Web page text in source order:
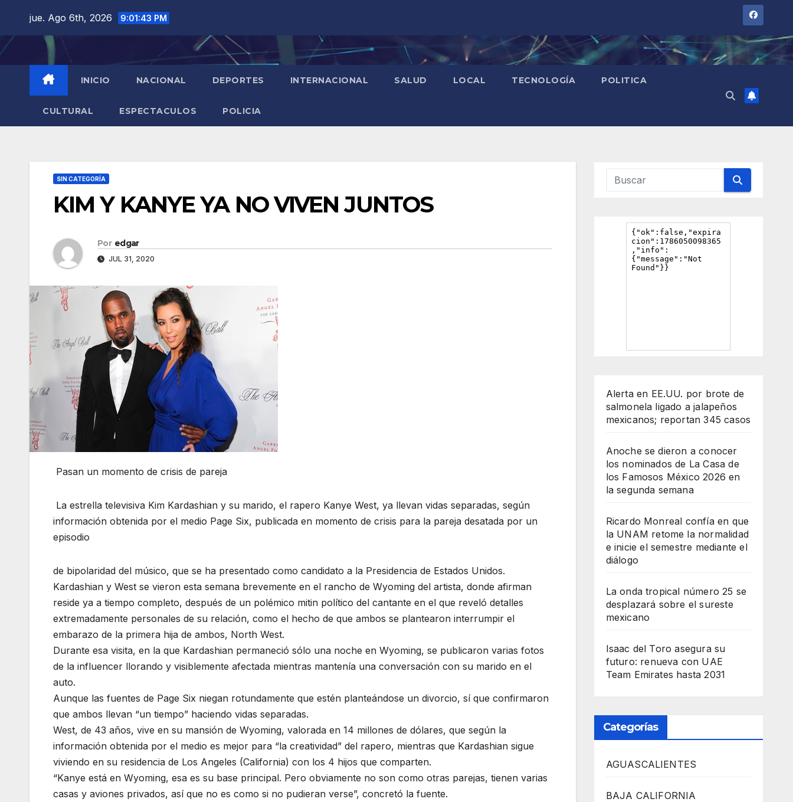
contenido
jue. Ago 6th, 2026 9:01:44 PM
INICIO NACIONAL DEPORTES INTERNACIONAL SALUD LOCAL TECNOLOGÍA POLITICA
CULTURAL ESPECTACULOS POLICIA
SIN CATEGORÍA
KIM Y KANYE YA NO VIVEN JUNTOS
Por edgar
JUL 31, 2020
Pasan un momento de crisis de pareja
La estrella televisiva Kim Kardashian y su marido, el rapero Kanye West, ya llevan vidas separadas, según
información obtenida por el medio Page Six, publicada en momento de crisis para la pareja desatada por un
episodio
de bipolaridad del músico, que se ha presentado como candidato a la Presidencia de Estados Unidos.
Kardashian y West se vieron esta semana brevemente en el rancho de Wyoming del artista, donde afirman
reside ya a tiempo completo, después de un polémico mitin político del cantante en el que reveló detalles
extremadamente personales de su relación, como el hecho de que ambos se plantearon interrumpir el
embarazo de la primera hija de ambos, North West.
Durante esa visita, en la que Kardashian permaneció sólo una noche en Wyoming, se publicaron varias fotos
de la influencer llorando y visiblemente afectada mientras mantenía una conversación con su marido en el
auto.
Aunque las fuentes de Page Six niegan rotundamente que estén planteándose un divorcio, sí que confirmaron
que ambos llevan “un tiempo” haciendo vidas separadas.
West, de 43 años, vive en su mansión de Wyoming, valorada en 14 millones de dólares, que según la
información obtenida por el medio es mejor para “la creatividad” del rapero, mientras que Kardashian sigue
viviendo en su residencia de Los Angeles (California) con los 4 hijos que comparten.
“Kanye está en Wyoming, esa es su base principal. Pero obviamente no son como otras parejas, tienen varias
casas y aviones privados, así que no es como si no pudieran verse”, concretó la fuente.
Alerta en EE.UU. por brote de
salmonela ligado a jalapeños
mexicanos; reportan 345 casos
Anoche se dieron a conocer
los nominados de La Casa de
los Famosos México 2026 en
la segunda semana
Ricardo Monreal confía en que
la UNAM retome la normalidad
e inicie el semestre mediante el
diálogo
La onda tropical número 25 se
desplazará sobre el sureste
mexicano
Isaac del Toro asegura su
futuro: renueva con UAE
Team Emirates hasta 2031
Categorías
AGUASCALIENTES
BAJA CALIFORNIA